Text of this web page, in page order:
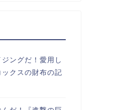
ングだ！愛用し
クスの財布の記